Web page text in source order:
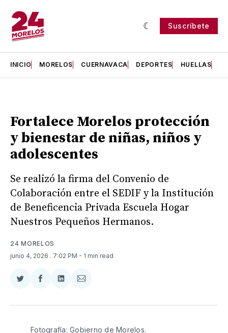
Suscríbete
INICIO MORELOS CUERNAVACA DEPORTES HUELLAS
Fortalece Morelos protección
y bienestar de niñas, niños y
adolescentes
Se realizó la firma del Convenio de
Colaboración entre el SEDIF y la Institución
de Beneficencia Privada Escuela Hogar
Nuestros Pequeños Hermanos.
24 MORELOS
junio 4, 2026 . 7:02 PM - 1 min read
Compartir
Twitter
Compartir
Facebook
Compartir
LinkedIn
Compartir
Email
Fotografía: Gobierno de Morelos.